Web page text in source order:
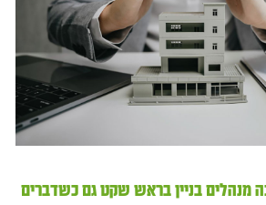
מנהלים בניין בראש שקט גם כשדברים